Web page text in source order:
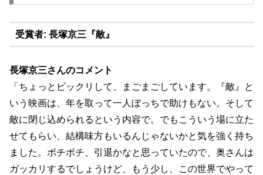
受賞者: 長塚京三『敵』
長塚京三さんのコメント
「ちょっとビックリして、まごまごしています。『敵』
と
いう映画は、年を取って一人ぼっちで助けもない。 そして
敵に閉じ込められるという内容で。 でもこういう場に立た
せてもらい、 結構味方もいるんじゃないかと気を強く持ち
ました。ボチボチ、 引退かなと思っていたので、奥さんは
ガッカリするでしょうけど、
もう少し、この世界でやって